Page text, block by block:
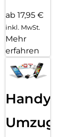
ab 17,95 €
inkl. MwSt.
Mehr
erfahren
Handy
Umzug